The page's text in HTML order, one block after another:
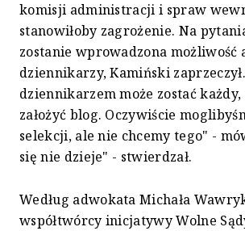
komisji administracji i spraw
stanowiłoby zagrożenie. Na
zostanie wprowadzona
dziennikarzy, Kamiński
dziennikarzem może zostać
założyć blog. Oczywiście
selekcji, ale nie chcemy tego" -
się nie dzieje" - stwierdzał.
Według adwokata Michała
współtwórcy inicjatywy Wolne